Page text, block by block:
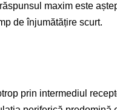
maxim este
de înjumătățire scurt.
prin intermediul